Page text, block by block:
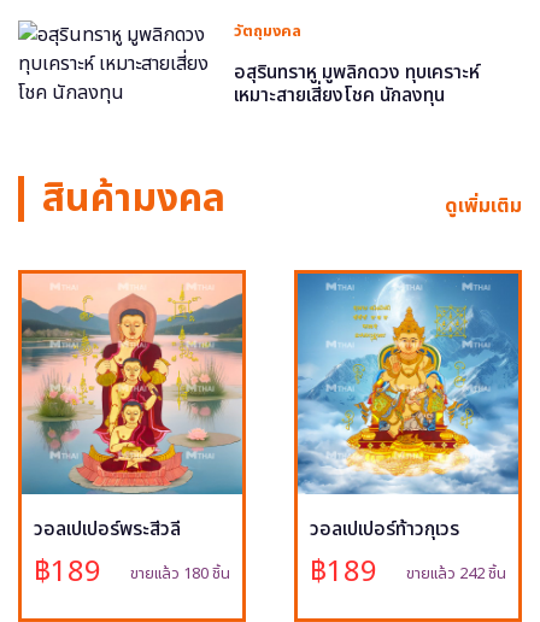
วัตถุมงคล
อสุรินทราหู มูพลิกดวง ทุบเคราะห์
เหมาะสายเสี่ยงโชค นักลงทุน
สินค้ามงคล ดูเพิ่มเติม
วอลเปเปอร์พระสีวลี
฿189 ขายแล้ว 180 ชิ้น
วอลเปเปอร์ท้าวกุเวร
฿189 ขายแล้ว 242 ชิ้น